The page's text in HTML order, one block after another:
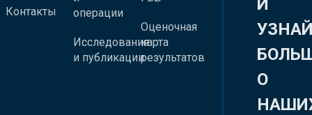
Контакты
операции
Исследования
и публикации
Оценочная
карта
результатов
И
О